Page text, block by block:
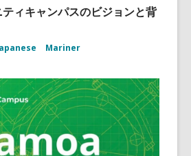
ィキャンパスのビジョンと背
Mariner